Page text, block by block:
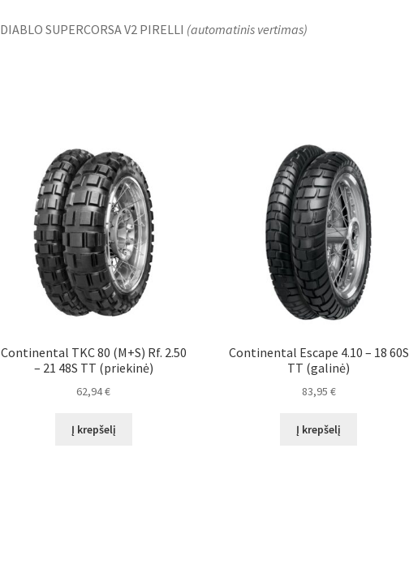
DIABLO SUPERCORSA V2 PIRELLI (automatinis vertimas)
Continental TKC 80 (M+S) Rf. 2.50
– 21 48S TT (priekinė)
62,94€
Į krepšelį
Continental Escape 4.10 – 18 60S
TT (galinė)
83,95 €
Į krepšelį